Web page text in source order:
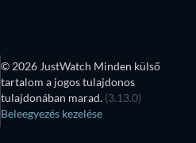
© 2026 JustWatch Minden külső
tartalom a jogos tulajdonos
tulajdonában marad. (3.13.0)
Beleegyezés kezelése